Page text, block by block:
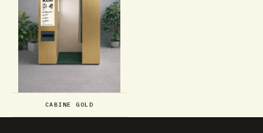
CABINE GOLD